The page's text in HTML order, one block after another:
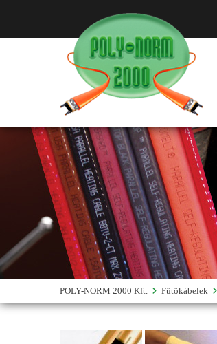
POLY-NORM 2000 Kft. Fűtőkábelek